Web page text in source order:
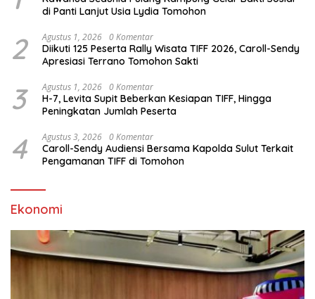
di Panti Lanjut Usia Lydia Tomohon
2 Agustus 1, 2026 0 Komentar
Diikuti 125 Peserta Rally Wisata TIFF 2026, Caroll-Sendy
Apresiasi Terrano Tomohon Sakti
3 Agustus 1, 2026 0 Komentar
H-7, Levita Supit Beberkan Kesiapan TIFF, Hingga
Peningkatan Jumlah Peserta
4 Agustus 3, 2026 0 Komentar
Caroll-Sendy Audiensi Bersama Kapolda Sulut Terkait
Pengamanan TIFF di Tomohon
Ekonomi